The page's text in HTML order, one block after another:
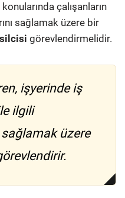
çalışanların
sağlamak üzere bir
görevlendirmelidir.
işyerinde iş
ilgili
sağlamak üzere